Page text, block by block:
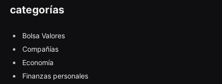
categorías
Bolsa Valores
Compañías
Economía
Finanzas personales